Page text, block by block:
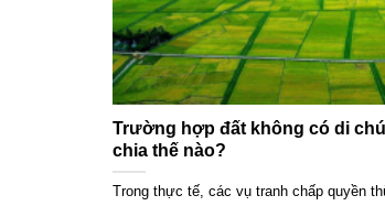
Trường hợp đất không có di
chia thế nào?
Trong thực tế, các vụ tranh chấp quyền